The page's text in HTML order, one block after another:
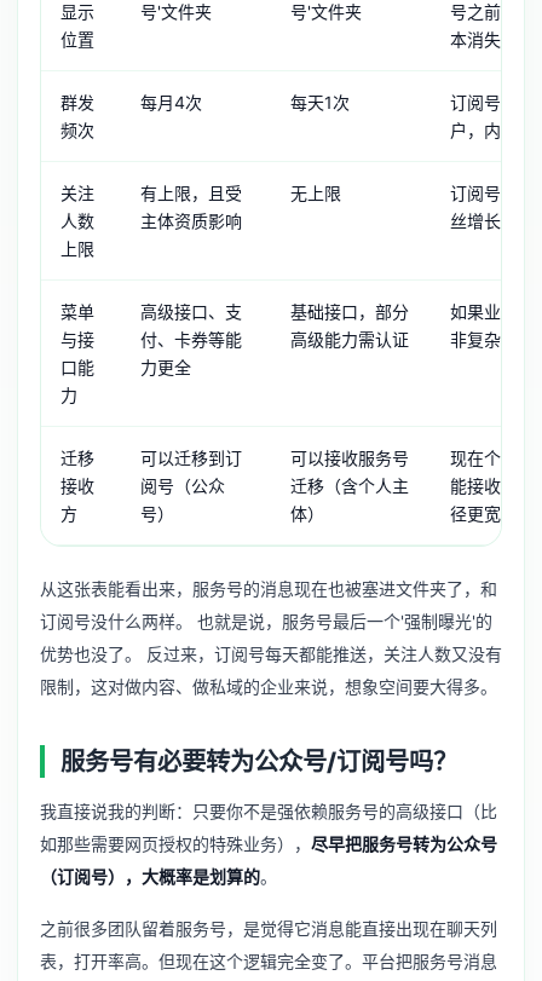
显示
位置
号'文件夹
号'文件夹
号之前的展
本消失
群发
频次
每月4次 每天1次
订阅号可以
户，内容营
关注
人数
上限
有上限，且受
主体资质影响
无上限
订阅号更适
丝增长，不
菜单
与接
口能
力
高级接口、支
付、卡券等能
力更全
基础接口，部分
高级能力需认证
如果业务主
非复杂服务
迁移
接收
方
可以迁移到订
阅号（公众
号）
可以接收服务号
迁移（含个人主
体）
现在个人主
能接收服务
径更宽
从这张表能看出来，服务号的消息现在也被塞进文件夹了，和
订阅号没什么两样。 也就是说，服务号最后一个'强制曝光'的
优势也没了。 反过来，订阅号每天都能推送，关注人数又没有
限制，这对做内容、做私域的企业来说，想象空间要大得多。
服务号有必要转为公众号/订阅号吗？
我直接说我的判断：只要你不是强依赖服务号的高级接口（比
如那些需要网页授权的特殊业务）， 尽早把服务号转为公众号
（订阅号），大概率是划算的。
之前很多团队留着服务号，是觉得它消息能直接出现在聊天列
表，打开率高。但现在这个逻辑完全变了。平台把服务号消息